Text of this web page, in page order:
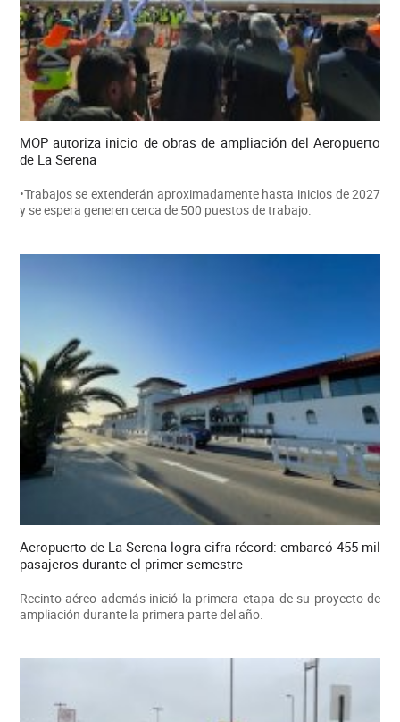
MOP autoriza inicio de obras de ampliación del Aeropuerto
de La Serena
•Trabajos se extenderán aproximadamente hasta inicios de 2027
y se espera generen cerca de 500 puestos de trabajo.
Aeropuerto de La Serena logra cifra récord: embarcó 455 mil
pasajeros durante el primer semestre
Recinto aéreo además inició la primera etapa de su proyecto de
ampliación durante la primera parte del año.